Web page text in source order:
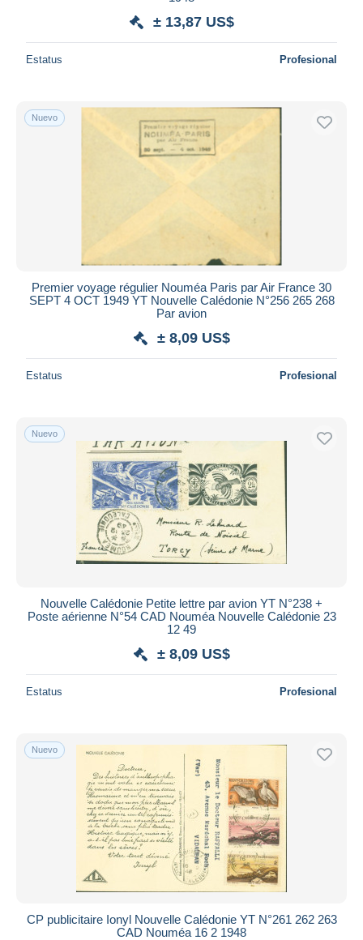
± 13,87 US$
Estatus Profesional
Nuevo
Premier voyage régulier Nouméa Paris par Air France 30
SEPT 4 OCT 1949 YT Nouvelle Calédonie N°256 265 268
Par avion
± 8,09 US$
Estatus Profesional
Nuevo
Nouvelle Calédonie Petite lettre par avion YT N°238 +
Poste aérienne N°54 CAD Nouméa Nouvelle Calédonie 23
12 49
± 8,09 US$
Estatus Profesional
Nuevo
CP publicitaire Ionyl Nouvelle Calédonie YT N°261 262 263
CAD Nouméa 16 2 1948